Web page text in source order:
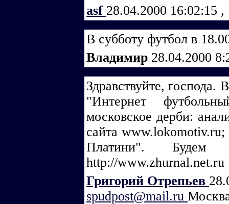
asf 28.04.2000 16:02:15 ,
В субботу футбол в
Владимир 28.04.2000
Здравствуйте,
"Интернет
московское дерби:
сайта www.lokomotiv.ru;
Платини".
http://www.zhurnal.net.ru
Григорий Отрепьев
spudpost@mail.ru